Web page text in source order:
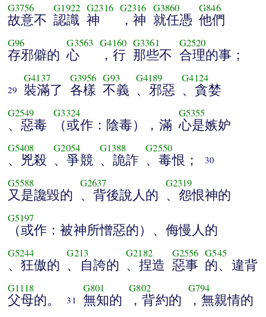
G3756
故意不
G1922
認識
G2316
神
G2316
，神
G3860
就任憑
G846
他們
G96
存邪僻的
G3563
心
G4160
，行
G3361
那些不
G2520
合理的事；
29
G4137
裝滿了
G3956
各樣
G93
不義
G4189
、邪惡
G4124
、貪婪
G2549
、惡毒
G3324
（或作：陰毒），滿
G5355
心是嫉妒
G5408
、兇殺
G2054
、爭競
G1388
、詭詐
G2550
、毒恨； 30
G5588
又是讒毀的
G2637
、背後說人的
G2319
、怨恨神的
G5197
（或作：被神所憎惡的）、侮慢人的
G5244
、狂傲的
G213
、自誇的
G2182
、捏造
G2556
惡事
G545
的、違背
G1118
父母的。 31
G801
無知的
G802
，背約的
G794
，無親情的